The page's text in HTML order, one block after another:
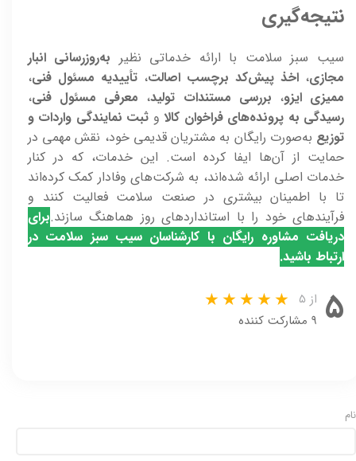
نتیجه‌گیری
سیب سبز سلامت با ارائه خدماتی نظیر به‌روزرسانی انبار
مجازی، اخذ پیش‌کد برچسب اصالت، تأییدیه مسئول فنی،
ممیزی ایزو، بررسی مستندات تولید، معرفی مسئول فنی،
رسیدگی به پرونده‌های فراخوان کالا و ثبت نمایندگی واردات و
توزیع به‌صورت رایگان به مشتریان قدیمی خود، نقش مهمی در
حمایت از آن‌ها ایفا کرده است. این خدمات، که در کنار
خدمات اصلی ارائه شده‌اند، به شرکت‌های وفادار کمک کرده‌اند
تا با اطمینان بیشتری در صنعت سلامت فعالیت کنند و
فرآیندهای خود را با استانداردهای روز هماهنگ سازند.برای
دریافت مشاوره رایگان با کارشناسان سیب سبز سلامت در
ارتباط باشید.
۵ از ۵
۹ مشارکت کننده
نام